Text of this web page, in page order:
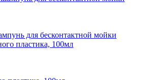
для бесконтактной мойки